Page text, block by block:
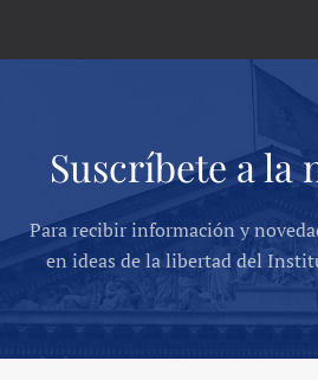
Suscríbete a la
Para recibir información y
en ideas de la libertad del